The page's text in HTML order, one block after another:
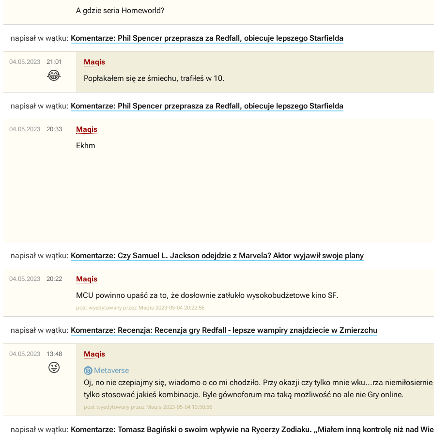
A gdzie seria Homeworld?
napisał w wątku: Komentarze: Phil Spencer przeprasza za Redfall, obiecuje lepszego Starfielda
04.05.2023 21:01
😂
Maqis
Popłakałem się ze śmiechu, trafiłeś w 10.
napisał w wątku: Komentarze: Phil Spencer przeprasza za Redfall, obiecuje lepszego Starfielda
04.05.2023 20:33 Maqis
Ekhm
napisał w wątku: Komentarze: Czy Samuel L. Jackson odejdzie z Marvela? Aktor wyjawił swoje plany
04.05.2023 20:22 Maqis
MCU powinno upaść za to, że dosłownie zatłukło wysokobudżetowe kino SF.
post wyedytowany przez Maqis 2023-05-04 20:22:56
napisał w wątku: Komentarze: Recenzja: Recenzja gry Redfall - lepsze wampiry znajdziecie w Zmierzchu
04.05.2023 13:48
😜
Maqis
Metaverse
Oj, no nie czepiajmy się, wiadomo o co mi chodziło. Przy okazji czy tylko mnie wku...rza
tylko stosować jakieś kombinacje. Byle gównoforum ma taką możliwość no ale nie Gry online.
post wyedytowany przez Maqis 2023-05-04 13:50:56
napisał w wątku: Komentarze: Tomasz Bagiński o swoim wpływie na Rycerzy Zodiaku. „Miałem inną kontrolę niż nad